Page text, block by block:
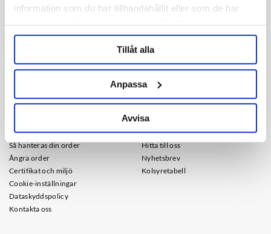
information som du har tillhandahållit eller som de har
samlat in när du har använt deras tjänster.
Tillåt alla
Anpassa
Avvisa
E-handel för bryggerier och hembryggare. Vi kan ölbryggning! Tveka inte att
Observera att allt material på denna sida är rättighetsskyddat av sin
upphovsmakare
KUNDSERVICE
Köpvillkor
Så hanteras din order
Ångra order
Certifikat och miljö
Cookie-inställningar
Dataskyddspolicy
Kontakta oss
INFORMATION
Om oss
Guider
Hitta till oss
Nyhetsbrev
Kolsyretabell